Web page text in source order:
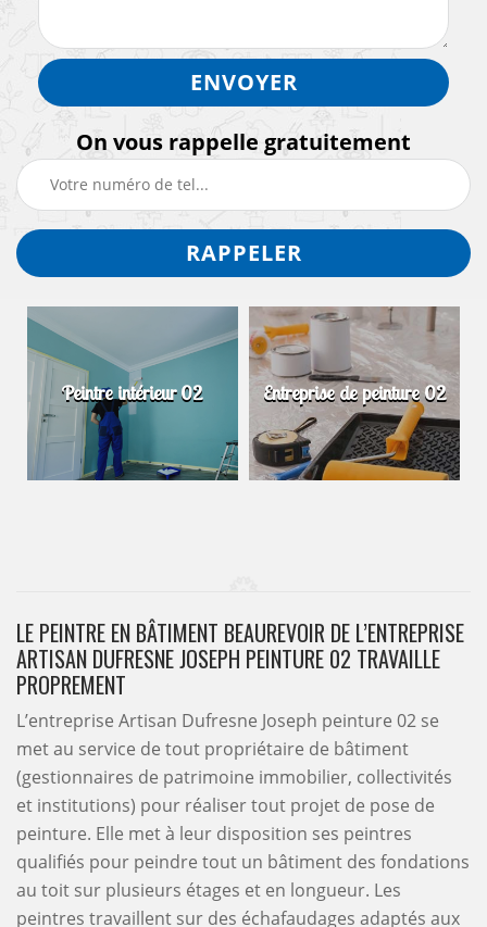
On vous rappelle gratuitement
Peintre intérieur 02 Entreprise de peinture 02
LE PEINTRE EN BÂTIMENT BEAUREVOIR DE L’ENTREPRISE
ARTISAN DUFRESNE JOSEPH PEINTURE 02 TRAVAILLE
PROPREMENT
L’entreprise Artisan Dufresne Joseph peinture 02 se
met au service de tout propriétaire de bâtiment
(gestionnaires de patrimoine immobilier, collectivités
et institutions) pour réaliser tout projet de pose de
peinture. Elle met à leur disposition ses peintres
qualifiés pour peindre tout un bâtiment des fondations
au toit sur plusieurs étages et en longueur. Les
peintres travaillent sur des échafaudages adaptés aux